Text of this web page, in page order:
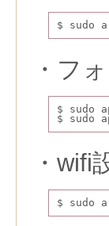
$ sudo
・フ
$ sudo
$ sudo
・wifi
$ sudo